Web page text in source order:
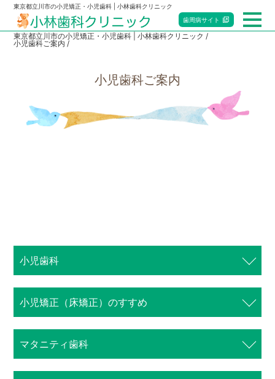
東京都立川市の小児矯正・小児歯科 | 小林歯科クリニック
歯周病サイト
アクセス・診療時間
歯周病専門サイト
東京都立川市の小児矯正・小児歯科 | 小林歯科クリニック
小児歯科ご案内
小児歯科ご案内
小児歯科
⼩児矯正（床矯正）のすすめ
マタニティ歯科